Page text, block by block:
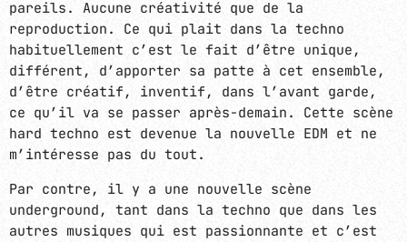
pareils. Aucune créativité que de la
reproduction. Ce qui plait dans la techno
habituellement c’est le fait d’être unique,
différent, d’apporter sa patte à cet ensemble,
d’être créatif, inventif, dans l’avant garde,
ce qu’il va se passer après-demain. Cette scène
hard techno est devenue la nouvelle EDM et ne
m’intéresse pas du tout.
Par contre, il y a une nouvelle scène
underground, tant dans la techno que dans les
autres musiques qui est passionnante et c’est